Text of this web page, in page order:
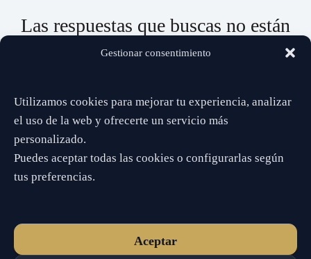
Gestionar consentimiento
Utilizamos cookies para mejorar tu experiencia, analizar
el uso de la web y ofrecerte un servicio más
personalizado.
Puedes aceptar todas las cookies o configurarlas según
tus preferencias.
Aceptar
Las respuestas que buscas no están
lejos…
📞 932 519 746
✔️ Directo ✔️ Privado ✔️ Sin esperas